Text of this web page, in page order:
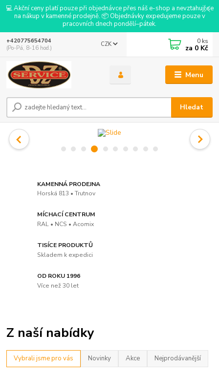
💻 Akční ceny platí pouze při objednávce přes náš e-shop a nevztahují se
na nákup v kamenné prodejně. 📦 Objednávky expedujeme pouze v
pracovních dnech pondělí–pátek.
Menu
CZK
Hledat
+420775654704
(Po-Pá, 8-16 hod.)
0 ks
za 0 Kč
KAMENNÁ PRODEJNA
Horská 813 • Trutnov
MÍCHACÍ CENTRUM
RAL • NCS • Acomix
TISÍCE PRODUKTŮ
Skladem k expedici
OD ROKU 1996
Více než 30 let
Z naší nabídky
Vybrali jsme pro vás Novinky Akce Nejprodávanější